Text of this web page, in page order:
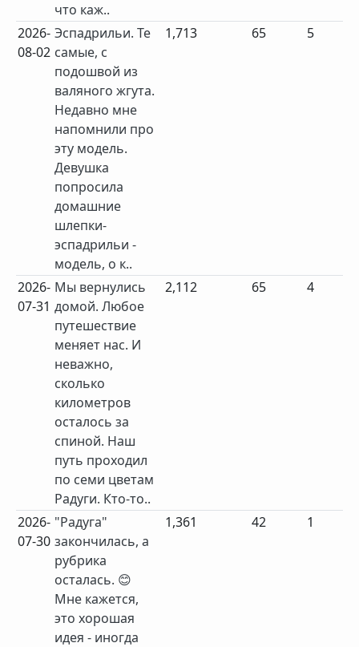
что каж..
2026-
08-02
Эспадрильи. Те
самые, с
подошвой из
валяного жгута.
Недавно мне
напомнили про
эту модель.
Девушка
попросила
домашние
шлепки-
эспадрильи -
модель, о к..
1,713 65 5
2026-
07-31
Мы вернулись
домой. Любое
путешествие
меняет нас. И
неважно,
сколько
километров
осталось за
спиной. Наш
путь проходил
по семи цветам
Радуги. Кто-то..
2,112 65 4
2026-
07-30
"Радуга"
закончилась, а
рубрика
осталась. 😊
Мне кажется,
это хорошая
идея - иногда
1,361 42 1